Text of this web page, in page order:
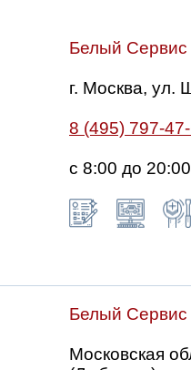
Белый Сервис
г. Москва, ул.
8 (495) 797-
с 8:00 до
Белый Сервис
Московская